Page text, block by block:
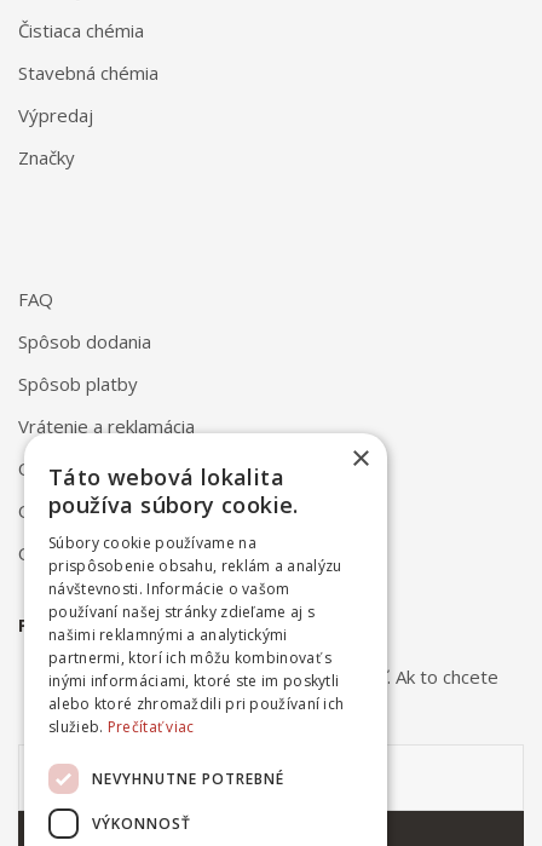
Čistiaca chémia
Stavebná chémia
Výpredaj
Značky
FAQ
Spôsob dodania
Spôsob platby
Vrátenie a reklamácia
Odstúpenie od zmluvy online
Obchodné podmienky
Ochrana osobných údajov
PRIHLÁSTE SA NA ODBER NOVINIEK
Odber noviniek môžete kedykoľvek zrušiť. Ak to chcete
urobiť, kontaktujte nás.
×
Táto webová lokalita
používa súbory cookie.
Súbory cookie používame na
prispôsobenie obsahu, reklám a analýzu
návštevnosti. Informácie o vašom
používaní našej stránky zdieľame aj s
našimi reklamnými a analytickými
partnermi, ktorí ich môžu kombinovať s
inými informáciami, ktoré ste im poskytli
alebo ktoré zhromaždili pri používaní ich
služieb. Prečítať viac
NEVYHNUTNE POTREBNÉ
VÝKONNOSŤ